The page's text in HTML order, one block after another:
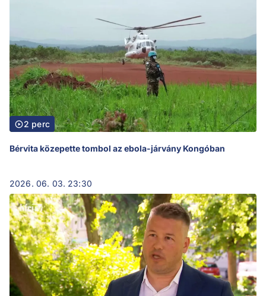
2 perc
Bérvita közepette tombol az ebola-járvány Kongóban
2026. 06. 03. 23:30